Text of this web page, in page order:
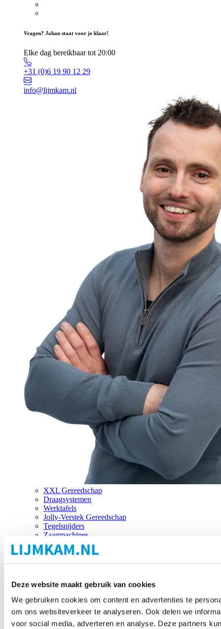
Deze website maakt gebruik van cookies
We gebruiken cookies om content en advertenties te
om ons websiteverkeer te analyseren. Ook delen we
voor social media, adverteren en analyse. Deze partners
Vragen? Johan staat voor je klaar!
Elke dag bereikbaar tot 20:00
+31 (0)6 19 90 12 29
info@lijmkam.nl
XXL Gereedschap
Draagsystemen
Werktafels
Jolly-Verstek Gereedschap
Tegelsnijders
Zaagmachines
Merken